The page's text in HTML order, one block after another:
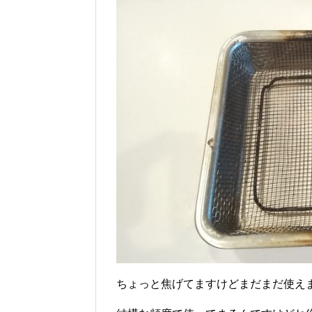
ちょっと焦げてますけどまだまだ使え